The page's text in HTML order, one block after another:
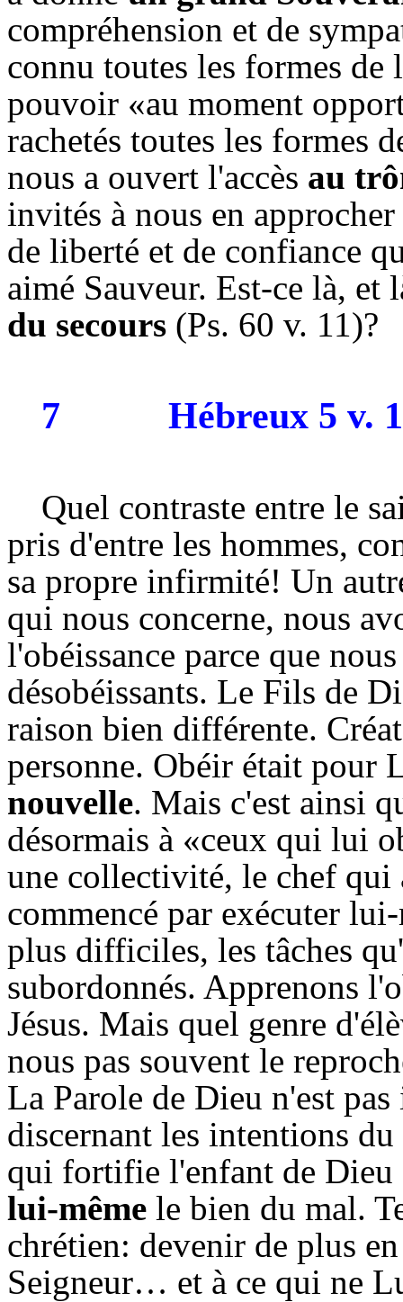
compréhension et de
connu toutes les formes
pouvoir «au moment
rachetés toutes les formes
nous a ouvert l'accès au
invités à nous en
de liberté et de confiance
aimé Sauveur. Est-ce là, et
du secours (Ps. 60 v. 11)?
7 Hébreux 5 v.
Quel contraste entre le
pris d'entre les hommes,
sa propre infirmité! Un
qui nous concerne, nous
l'obéissance parce que
désobéissants. Le Fils de
raison bien différente.
personne. Obéir était pour
nouvelle. Mais c'est ainsi
désormais à «ceux qui lui
une collectivité, le chef
commencé par exécuter
plus difficiles, les tâches
subordonnés. Apprenons
Jésus. Mais quel genre
nous pas souvent le
La Parole de Dieu n'est
discernant les intentions
qui fortifie l'enfant de Dieu
lui-même le bien du mal.
chrétien: devenir de plus
Seigneur… et à ce qui ne